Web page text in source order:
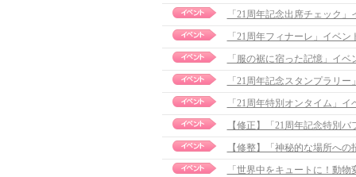
「21周年記念出席チェック
「21周年フィナーレ」イベ
「服の裾に宿った記憶」イ
「21周年記念スタンプラリ
「21周年特別オンタイム」
【修正】「21周年記念特別
【修整】「神秘的な場所へ
「世界中をキュートに！動